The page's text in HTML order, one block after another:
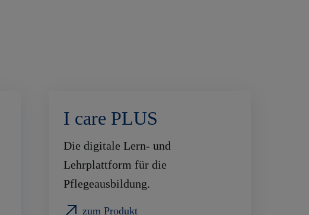
I care PLUS
Die digitale Lern- und
Lehrplattform für die
Pflegeausbildung.
zum Produkt